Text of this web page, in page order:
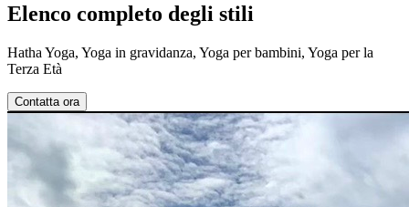
Elenco completo degli stili
Hatha Yoga, Yoga in gravidanza, Yoga per bambini, Yoga per la
Terza Età
Contatta ora